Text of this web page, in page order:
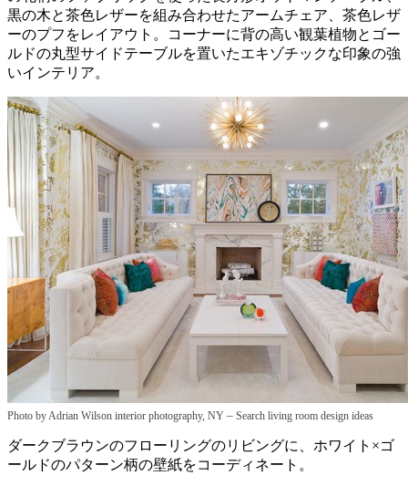
黒の木と茶色レザーを組み合わせたアームチェア、茶色レザ
ーのプフをレイアウト。コーナーに背の高い観葉植物とゴー
ルドの丸型サイドテーブルを置いたエキゾチックな印象の強
いインテリア。
Photo by Adrian Wilson interior photography, NY – Search living room design ideas
ダークブラウンのフローリングのリビングに、ホワイト×ゴ
ールドのパターン柄の壁紙をコーディネート。